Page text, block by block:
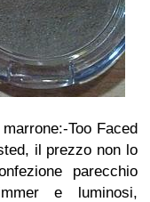
Too Faced
il prezzo non lo
parecchio
e luminosi,